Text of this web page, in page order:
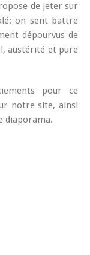
de jeter sur
on sent battre
dépourvus de
austérité et pure
pour ce
notre site, ainsi
diaporama.